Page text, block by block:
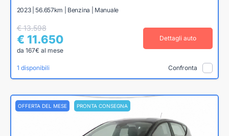
2023 | 56.657km | Benzina | Manuale
€ 13.598
€ 11.650
da 167€ al mese
Dettagli auto
1 disponibili Confronta
OFFERTA DEL MESE PRONTA CONSEGNA